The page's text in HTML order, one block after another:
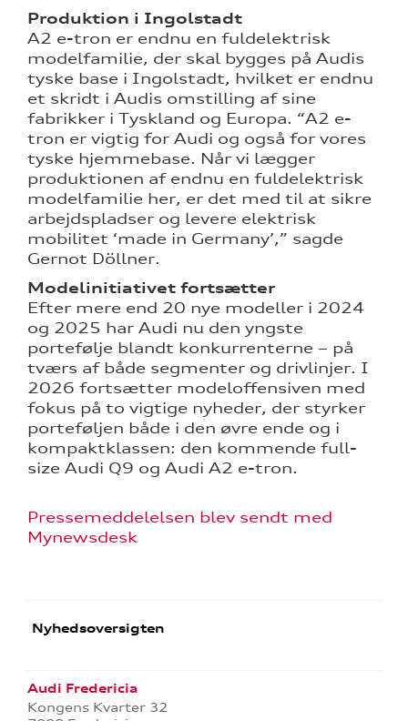
Produktion i Ingolstadt
A2 e-tron er endnu en fuldelektrisk
modelfamilie, der skal bygges på Audis
tyske base i Ingolstadt, hvilket er endnu
et skridt i Audis omstilling af sine
fabrikker i Tyskland og Europa. “A2 e-
tron er vigtig for Audi og også for vores
tyske hjemmebase. Når vi lægger
produktionen af endnu en fuldelektrisk
modelfamilie her, er det med til at sikre
arbejdspladser og levere elektrisk
mobilitet ‘made in Germany’,” sagde
Gernot Döllner.
Modelinitiativet fortsætter
Efter mere end 20 nye modeller i 2024
og 2025 har Audi nu den yngste
portefølje blandt konkurrenterne – på
tværs af både segmenter og drivlinjer. I
2026 fortsætter modeloffensiven med
fokus på to vigtige nyheder, der styrker
porteføljen både i den øvre ende og i
kompaktklassen: den kommende full-
size Audi Q9 og Audi A2 e-tron.
Pressemeddelelsen blev sendt med
Mynewsdesk
Nyhedsoversigten
Audi Fredericia
Kongens Kvarter 32